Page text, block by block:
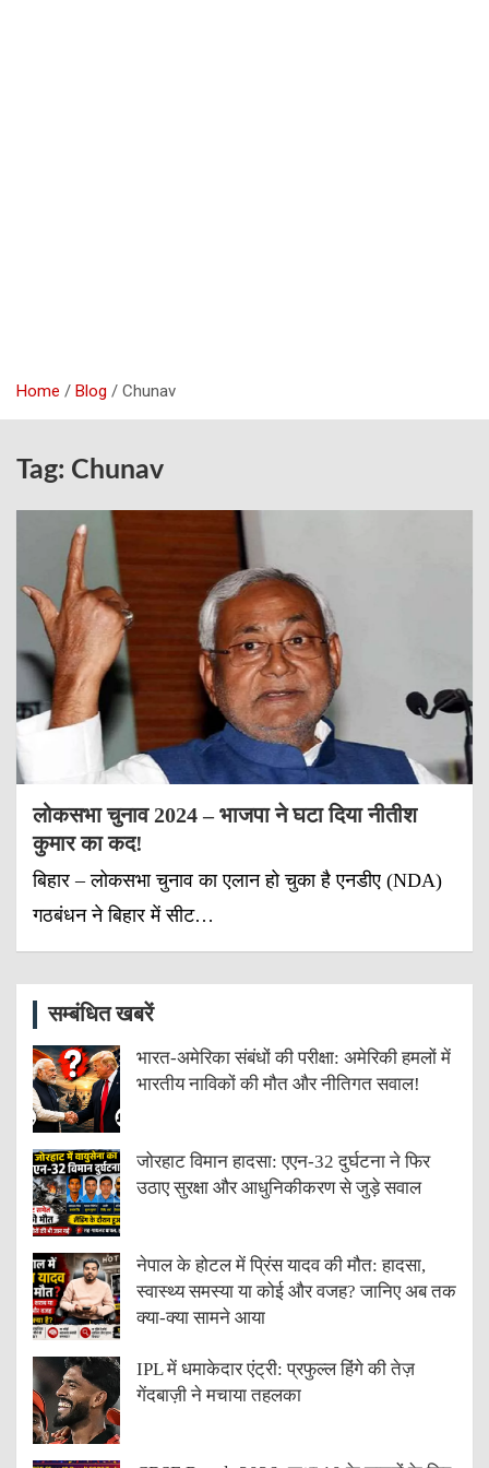
Home Blog Chunav
Tag: Chunav
लोकसभा चुनाव 2024 – भाजपा ने घटा दिया नीतीश
कुमार का कद!
बिहार – लोकसभा चुनाव का एलान हो चुका है एनडीए (NDA)
गठबंधन ने बिहार में सीट…
सम्बंधित खबरें
भारत-अमेरिका संबंधों की परीक्षा: अमेरिकी हमलों में
भारतीय नाविकों की मौत और नीतिगत सवाल!
जोरहाट विमान हादसा: एएन-32 दुर्घटना ने फिर
उठाए सुरक्षा और आधुनिकीकरण से जुड़े सवाल
नेपाल के होटल में प्रिंस यादव की मौत: हादसा,
स्वास्थ्य समस्या या कोई और वजह? जानिए अब तक
क्या-क्या सामने आया
IPL में धमाकेदार एंट्री: प्रफुल्ल हिंगे की तेज़
गेंदबाज़ी ने मचाया तहलका